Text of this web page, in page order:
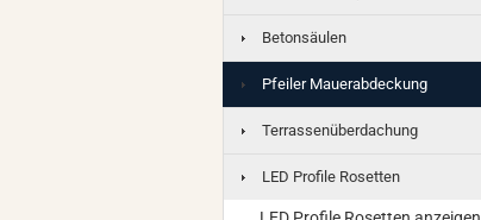
Betonsäulen
Pfeiler Mauerabdeckung
Terrassenüberdachung
LED Profile Rosetten